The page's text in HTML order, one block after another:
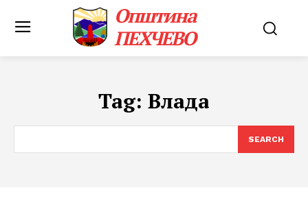
Општина
ПЕХЧЕВО
Tag: Влада
SEARCH